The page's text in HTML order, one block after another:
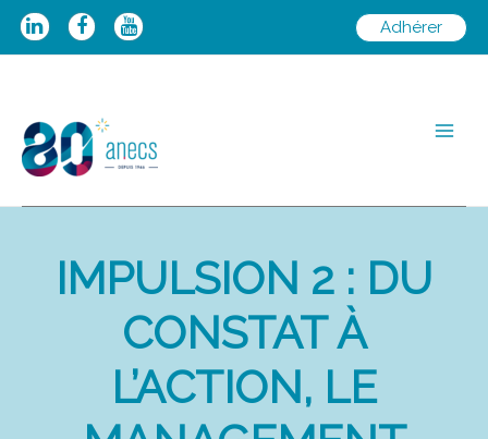
Aller
Adhérer
IMPULSION 2 : DU
CONSTAT À
L’ACTION, LE